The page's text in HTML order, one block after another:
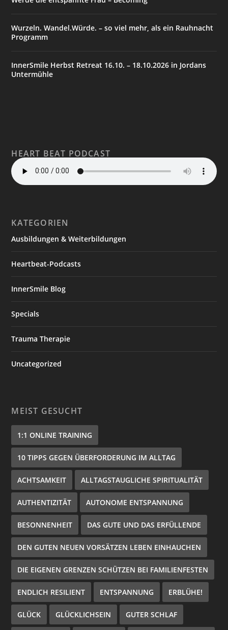
Wurzeln. Wandel.Würde. – so viel mehr, als ein Rauhnacht
Programm
InnerSmile Herbst Retreat 16.10. – 18.10.2026 in Jordans
Untermühle
HEART BEAT PODCAST
KATEGORIEN
Ausbildungen & Weiterbildungen
Heartbeat-Podcasts
InnerSmile Blog
Specials
Trauma Therapie
Uncategorized
MEIST GESUCHT
1:1 ONLINE TRAINING
10 TIPPS GEGEN ÜBERFORDERUNG IM ALLTAG
ACHTSAMKEIT ALLTAGSTAUGLICHE SPIRITUALITÄT
AUTHENTIZITÄT AUTONOME ENTSPANNUNG
BESONNENHEIT DAS GUTE UND DAS ERFÜLLENDE
DEN GUTEN NEUEN VORSÄTZEN LEBEN EINHAUCHEN
DIE EIGENEN GRENZEN SCHÜTZEN BEI FAMILIENFESTEN
ENDLICH RESILIENT ENTSPANNUNG ERBLÜHE!
GLÜCK GLÜCKLICHSEIN GUTER SCHLAF